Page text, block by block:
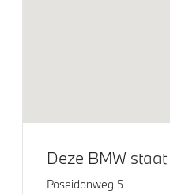
Klimaatbeheersing
3-zone
Deze BMW
Poseidonweg 5